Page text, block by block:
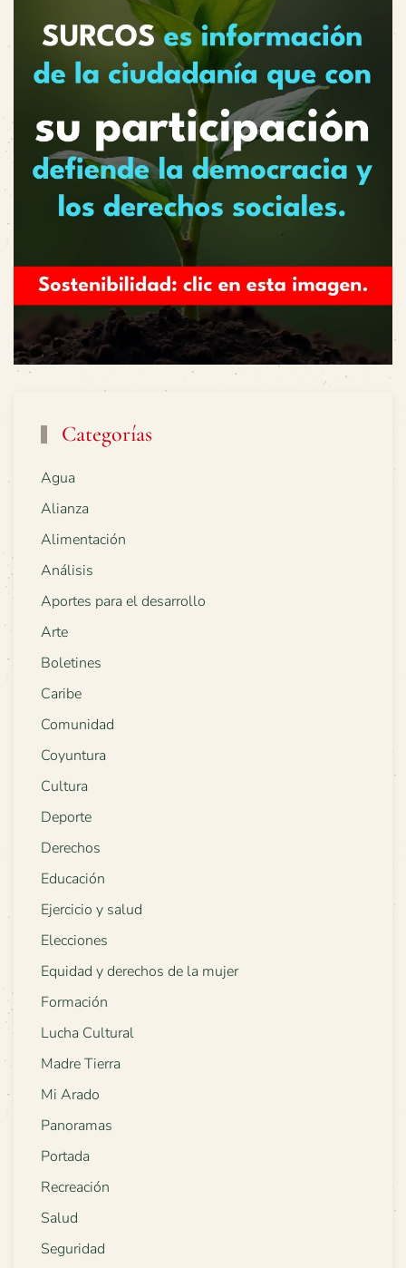
Categorías
Agua
Alianza
Alimentación
Análisis
Aportes para el desarrollo
Arte
Boletines
Caribe
Comunidad
Coyuntura
Cultura
Deporte
Derechos
Educación
Ejercicio y salud
Elecciones
Equidad y derechos de la mujer
Formación
Lucha Cultural
Madre Tierra
Mi Arado
Panoramas
Portada
Recreación
Salud
Seguridad